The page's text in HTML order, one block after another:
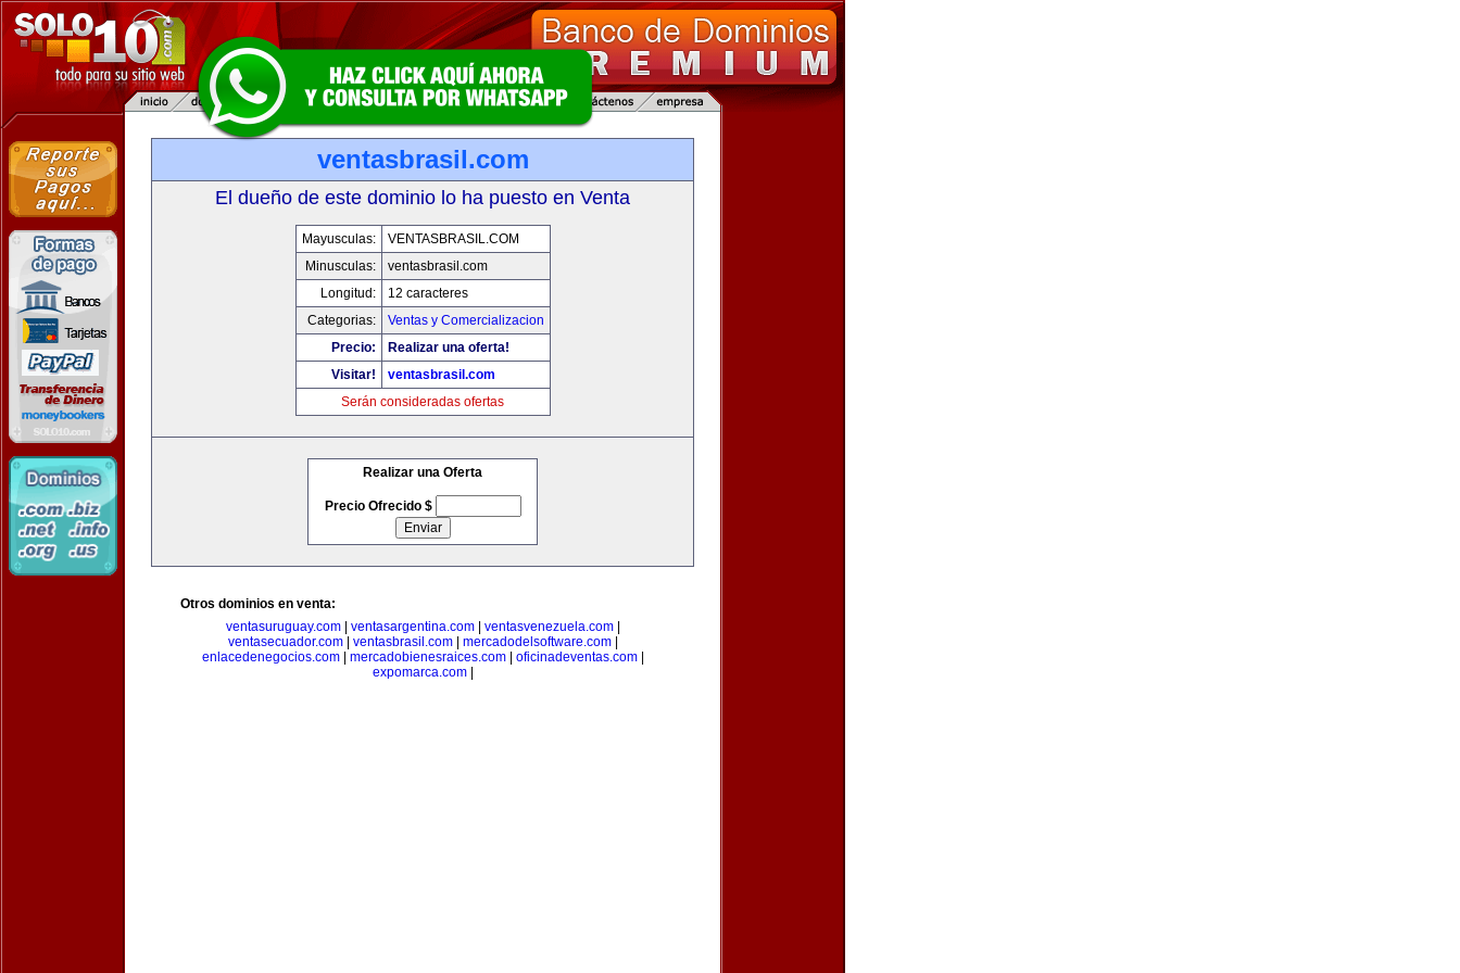
ventasbrasil.com
El dueño de este dominio lo ha puesto en Venta
Mayusculas:
VENTASBRASIL.COM
Minusculas:
ventasbrasil.com
Longitud:
12 caracteres
Categorias:
Ventas y Comercializacion
Precio:
Realizar una oferta!
Visitar!
ventasbrasil.com
Serán consideradas ofertas
Realizar una Oferta
Precio Ofrecido $
Otros dominios en venta:
ventasuruguay.com| ventasargentina.com| ventasvenezuela.com|
ventasecuador.com| ventasbrasil.com| mercadodelsoftware.com|
enlacedenegocios.com| mercadobienesraices.com| oficinadeventas.com|
expomarca.com|